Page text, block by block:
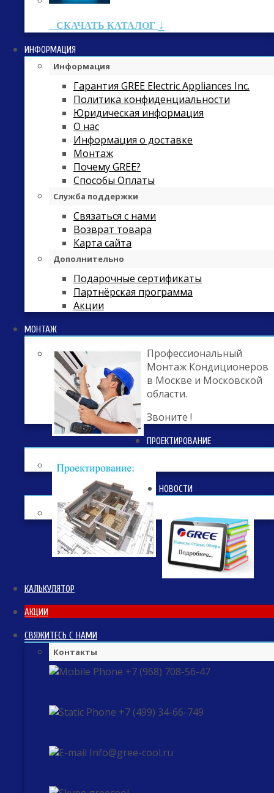
СКАЧАТЬ КАТАЛОГ ↓
ИНФОРМАЦИЯ
Информация
Гарантия GREE Electric Appliances Inc.
Политика конфиденциальности
Юридическая информация
О нас
Информация о доставке
Монтаж
Почему GREE?
Способы Оплаты
Служба поддержки
Связаться с нами
Возврат товара
Карта сайта
Дополнительно
Подарочные сертификаты
Партнёрская программа
Акции
МОНТАЖ
Профессиональный
Монтаж Кондиционеров
в Москве и Московской
области.
Звоните !
ПРОЕКТИРОВАНИЕ
НОВОСТИ
КАЛЬКУЛЯТОР
АКЦИИ
СВЯЖИТЕСЬ С НАМИ
Контакты
+7 (968) 708-56-47
+7 (499) 34-66-749
Info@gree-cool.ru